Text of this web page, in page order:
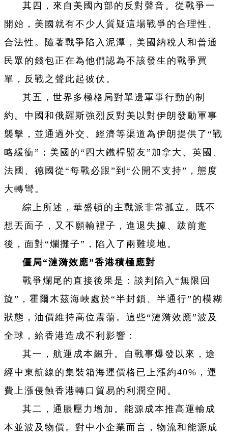
其四，來自美國內部的反對聲音。從戰爭一
開始，美國就有不少人質疑這場戰爭的合理性、
合法性。隨著戰爭陷入泥潭，美國納稅人和普通
民眾的錢包正在為他們認為不該發生的戰爭買
單，反戰之聲此起彼伏。
其五，世界多極格局對單邊軍事行動的制
約。中國和俄羅斯強烈反對美以對伊朗發動軍事
襲擊，並通過外交、經濟等渠道為伊朗提供了“戰
略緩衝”；美國的“四大鐵桿盟友”加拿大、英國、
法國、德國從“每戰必跟”到“公開不支持”，態度
大轉彎。
綜上所述，華盛頓的主戰派非常孤立。既不
想丟面子，又不願輸裡子，進退失據、跋前疐
後，面對“爛攤子”，陷入了兩難境地。
僵局“漣漪效應”香港積極應對
戰爭爛尾的直接後果是：談判陷入“無限回
旋”，霍爾木茲海峽處於“半封鎖、半通行”的模糊
狀態，油價維持高位震蕩。這些“漣漪效應”波及
全球，給香港造成不利影響：
其一，航運成本飆升。自戰事爆發以來，途
經中東航線的集裝箱海運價格已上漲約40%，運
費上漲侵蝕香港轉口貿易的利潤空間。
其二，通脹壓力增加。能源成本推高運輸成
本並波及物價。對中小企業而言，物流和能源成